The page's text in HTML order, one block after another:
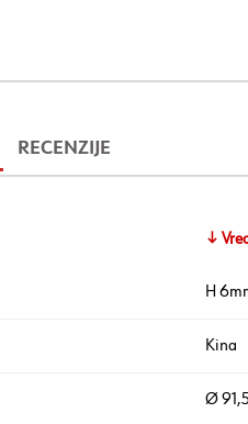
RECENZIJE
↓
H
Kina
Ø